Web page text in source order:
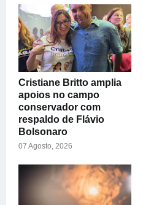
Cristiane Britto amplia
apoios no campo
conservador com
respaldo de Flávio
Bolsonaro
07 Agosto, 2026